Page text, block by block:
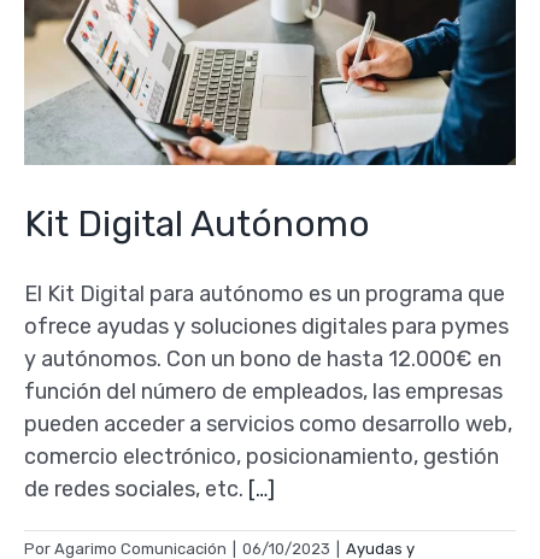
Kit Digital Autónomo
El Kit Digital para autónomo es un programa que
ofrece ayudas y soluciones digitales para pymes
y autónomos. Con un bono de hasta 12.000€ en
función del número de empleados, las empresas
pueden acceder a servicios como desarrollo web,
comercio electrónico, posicionamiento, gestión
de redes sociales, etc. […]
Por Agarimo Comunicación 06/10/2023
Ayudas y